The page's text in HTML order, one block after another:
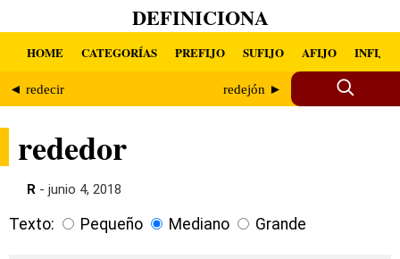
DEFINICIONA
HOME CATEGORÍAS PREFIJO SUFIJO AFIJO INFIJO
◄ redecir redejón ►
rededor
R - junio 4, 2018
Texto: Pequeño Mediano Grande